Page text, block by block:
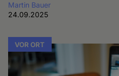
Martin Bauer
24.09.2025
VOR ORT